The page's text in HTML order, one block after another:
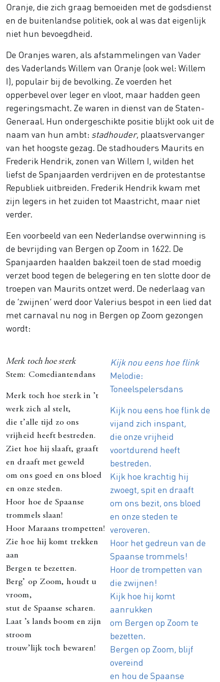
Oranje, die zich graag bemoeiden met de godsdienst
en de buitenlandse politiek, ook al was dat eigenlijk
niet hun bevoegdheid.
De Oranjes waren, als afstammelingen van Vader
des Vaderlands Willem van Oranje (ook wel: Willem
I), populair bij de bevolking. Ze voerden het
opperbevel over leger en vloot, maar hadden geen
regeringsmacht. Ze waren in dienst van de Staten-
Generaal. Hun ondergeschikte positie blijkt ook uit de
naam van hun ambt: stadhouder, plaatsvervanger
van het hoogste gezag. De stadhouders Maurits en
Frederik Hendrik, zonen van Willem I, wilden het
liefst de Spanjaarden verdrijven en de protestantse
Republiek uitbreiden. Frederik Hendrik kwam met
zijn legers in het zuiden tot Maastricht, maar niet
verder.
Een voorbeeld van een Nederlandse overwinning is
de bevrijding van Bergen op Zoom in 1622. De
Spanjaarden haalden bakzeil toen de stad moedig
verzet bood tegen de belegering en ten slotte door de
troepen van Maurits ontzet werd. De nederlaag van
de ‘zwijnen’ werd door Valerius bespot in een lied dat
met carnaval nu nog in Bergen op Zoom gezongen
wordt:
Merk toch hoe sterk
Stem: Comediantendans
Merk toch hoe sterk in ’t
werk zich al stelt,
die t’alle tijd zo ons
vrijheid heeft bestreden.
Ziet hoe hij slaaft, graaft
en draaft met geweld
om ons goed en ons bloed
en onze steden.
Hoor hoe de Spaanse
trommels slaan!
Hoor Maraans trompetten!
Zie hoe hij komt trekken
aan
Bergen te bezetten.
Berg’ op Zoom, houdt u
vroom,
stut de Spaanse scharen.
Laat ’s lands boom en zijn
stroom
trouw’lijk toch bewaren!
Kijk nou eens hoe flink
Melodie:
Toneelspelersdans
Kijk nou eens hoe flink de
vijand zich inspant,
die onze vrijheid
voortdurend heeft
bestreden.
Kijk hoe krachtig hij
zwoegt, spit en draaft
om ons bezit, ons bloed
en onze steden te
veroveren.
Hoor het gedreun van de
Spaanse trommels!
Hoor de trompetten van
die zwijnen!
Kijk hoe hij komt
aanrukken
om Bergen op Zoom te
bezetten.
Bergen op Zoom, blijf
overeind
en hou de Spaanse